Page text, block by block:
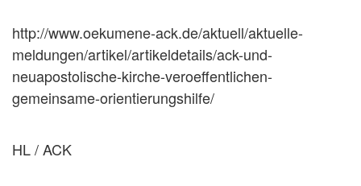
http://www.oekumene-ack.de/aktuell/aktuelle-
meldungen/artikel/artikeldetails/ack-und-
neuapostolische-kirche-veroeffentlichen-
gemeinsame-orientierungshilfe/
HL / ACK